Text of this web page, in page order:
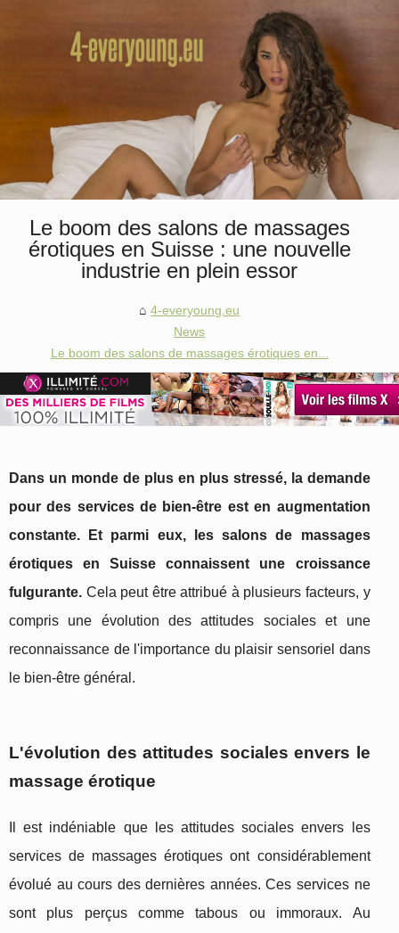
Le boom des salons de massages
érotiques en Suisse : une nouvelle
industrie en plein essor
4-everyoung.eu
News
Le boom des salons de massages érotiques en...
Dans un monde de plus en plus stressé, la demande
pour des services de bien-être est en augmentation
constante. Et parmi eux, les salons de massages
érotiques en Suisse connaissent une croissance
fulgurante. Cela peut être attribué à plusieurs facteurs, y
compris une évolution des attitudes sociales et une
reconnaissance de l'importance du plaisir sensoriel dans
le bien-être général.
L'évolution des attitudes sociales envers le
massage érotique
Il est indéniable que les attitudes sociales envers les
services de massages érotiques ont considérablement
évolué au cours des dernières années. Ces services ne
sont plus perçus comme tabous ou immoraux. Au